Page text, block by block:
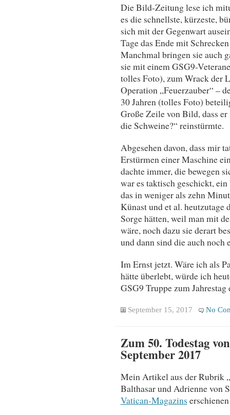
Die Bild-Zeitung lese ich
es die schnellste, kürzeste,
sich mit der Gegenwart
Tage das Ende mit
Manchmal bringen sie auch
sie mit einem GSG9-
tolles Foto), zum Wrack der
Operation „Feuerzauber“ –
30 Jahren (tolles Foto)
Große Zeile von Bild, dass
die Schweine?“ reinstürmte.
Abgesehen davon, dass mir
Erstürmen einer Maschine
dachte immer, die bewegen
war es taktisch geschickt,
das in weniger als zehn
Künast und et al.
Sorge hätten, weil man mit
wäre, noch dazu sie derart
und dann sind die auch
Im Ernst jetzt. Wäre ich als
hätte überlebt, würde ich
GSG9 Truppe zum
September 15, 2017 No
Zum 50. Todestag
September 2017
Mein Artikel aus der Rubrik
Balthasar und Adrienne von
Vatican-Magazins